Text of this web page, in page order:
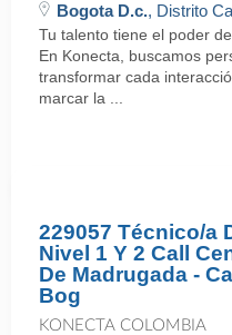
Bogota D.c., Distrito
Tu talento tiene el poder
En Konecta, buscamos
transformar cada
marcar la ...
229057 Técnico/a
Nivel 1 Y 2 Call
De Madrugada -
Bog
KONECTA COLOMBIA